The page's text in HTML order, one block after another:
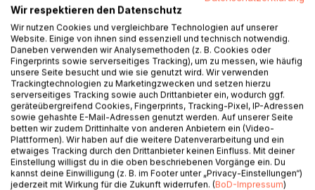
Ostsee. Doch als sie bei einem Helmtauchseminar auf
einen Toten stößt, ist es vorbei mit der erhofften Ruhe.
Schnell wird Stine klar, dass es sich um Mord handelt.
Ist Jan, der attraktive und geheimnisvolle Ermittler aus
Südafrika, wirklich auf ihrer Seite oder verfolgt er seine
eigenen Pläne? Zwischen der pittoresken Seebadkulisse
und den geheimnisvollen Tiefen der Förde entwickelt sich
ein gefährliches Spiel aus Intrigen und Verrat, dessen
Ursprünge weit in die Vergangenheit von Stines Onkel
zurückreichen.
Holt ihn sein früheres Leben ein und wird er das nächste
Opfer?
Wir respektieren den Datenschutz
Wir nutzen Cookies und vergleichbare Technologien auf unserer
Website. Einige von ihnen sind essenziell und technisch notwendig.
Daneben verwenden wir Analysemethoden (z. B. Cookies oder
Fingerprints sowie serverseitiges Tracking), um zu messen, wie häufig
unsere Seite besucht und wie sie genutzt wird. Wir verwenden
Trackingtechnologien zu Marketingzwecken und setzen hierzu
serverseitiges Tracking sowie auch Drittanbieter ein, wodurch ggf.
geräteübergreifend Cookies, Fingerprints, Tracking-Pixel, IP-Adressen
sowie gehashte E-Mail-Adressen genutzt werden. Auf unserer Seite
betten wir zudem Drittinhalte von anderen Anbietern ein (Video-
Plattformen). Wir haben auf die weitere Datenverarbeitung und ein
etwaiges Tracking durch den Drittanbieter keinen Einfluss. Mit deiner
Einstellung willigst du in die oben beschriebenen Vorgänge ein. Du
kannst deine Einwilligung (z. B. im Footer unter „Privacy-Einstellungen“)
jederzeit mit Wirkung für die Zukunft widerrufen. (BoD-Impressum)